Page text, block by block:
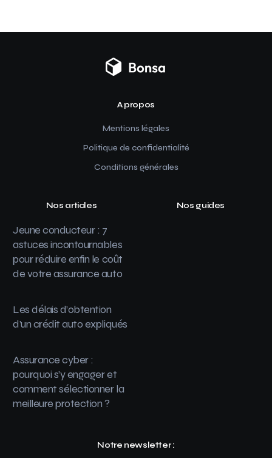
A propos
Mentions légales
Politique de confidentialité
Conditions générales
Nos articles
Jeune conducteur : 7
astuces incontournables
pour réduire enfin le coût
de votre assurance auto
Les délais d’obtention
d’un crédit auto expliqués
Assurance cyber :
pourquoi s’y engager et
comment sélectionner la
meilleure protection ?
Nos guides
Notre newsletter :